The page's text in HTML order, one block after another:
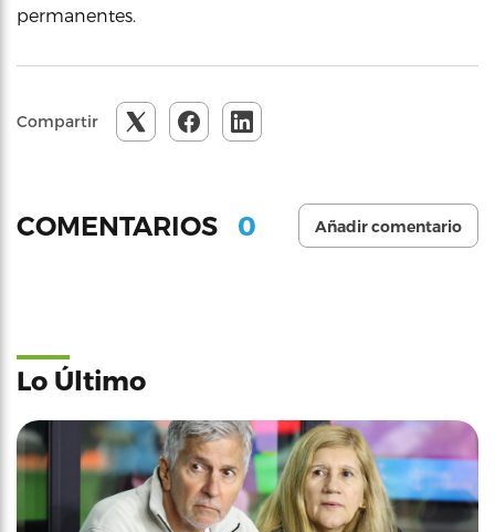
permanentes.
Compartir
COMENTARIOS 0 Añadir comentario
Lo Último